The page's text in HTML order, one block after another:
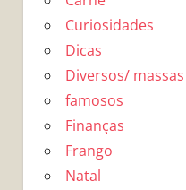
Curiosidades
Dicas
Diversos/ massas
famosos
Finanças
Frango
Natal